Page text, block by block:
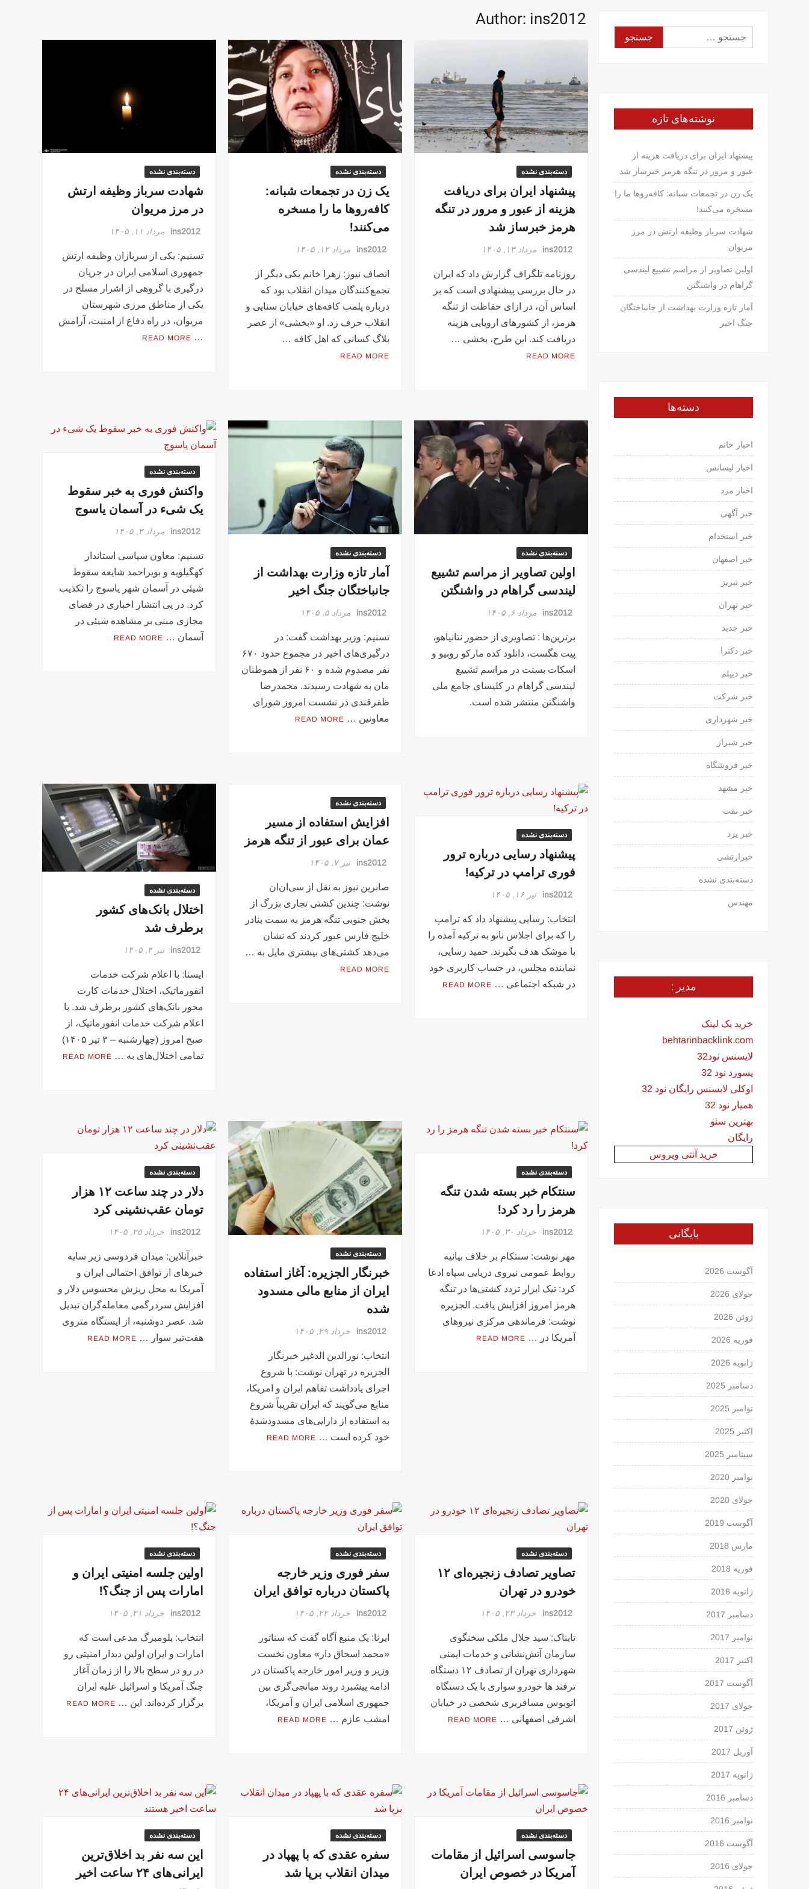
Author: ins2012
دسته‌بندی نشده
پیشنهاد ایران برای دریافت
هزینه از عبور و مرور در تنگه
هرمز خبرساز شد
ins2012 مرداد ۱۳, ۱۴۰۵
روزنامه تلگراف گزارش داد که ایران
در حال بررسی پیشنهادی است که بر
اساس آن، در ازای حفاظت از تنگه
هرمز، از کشورهای اروپایی هزینه
دریافت کند. این طرح، بخشی …
READ MORE
دسته‌بندی نشده
یک زن در تجمعات شبانه:
کافه‌روها ما را مسخره
می‌کنند!
ins2012 مرداد ۱۲, ۱۴۰۵
انصاف نیوز: زهرا خانم یکی دیگر از
تجمع‌کنندگان میدان انقلاب بود که
درباره پلمب کافه‌های خیابان سنایی و
انقلاب حرف زد. او «بخشی» از عصر
بلاگ کسانی که اهل کافه …
READ MORE
دسته‌بندی نشده
شهادت سرباز وظیفه ارتش
در مرز مریوان
ins2012 مرداد ۱۱, ۱۴۰۵
تسنیم: یکی از سربازان وظیفه ارتش
جمهوری اسلامی ایران در جریان
درگیری با گروهی از اشرار مسلح در
یکی از مناطق مرزی شهرستان
مریوان، در راه دفاع از امنیت، آرامش
…
READ MORE
دسته‌بندی نشده
اولین تصاویر از مراسم تشییع
لیندسی گراهام در واشنگتن
ins2012 مرداد ۶, ۱۴۰۵
برترین‌ها : تصاویری از حضور نتانیاهو،
پیت هگست، دانلود کده مارکو روبیو و
اسکات بسنت در مراسم تشییع
لیندسی گراهام در کلیسای جامع ملی
واشنگتن منتشر شده است.
دسته‌بندی نشده
آمار تازه وزارت بهداشت از
جانباختگان جنگ اخیر
ins2012 مرداد ۵, ۱۴۰۵
تسنیم: وزیر بهداشت گفت: در
درگیری‌های اخیر در مجموع حدود ۶۷۰
نفر مصدوم شده و ۶۰ نفر از هموطنان
مان به شهادت رسیدند. محمدرضا
ظفرقندی در نشست امروز شورای
معاونین … READ MORE
دسته‌بندی نشده
واکنش فوری به خبر سقوط
یک شیء در آسمان یاسوج
ins2012 مرداد ۳, ۱۴۰۵
تسنیم: معاون سیاسی استاندار
کهگیلویه و بویراحمد شایعه سقوط
شیئی در آسمان شهر یاسوج را تکذیب
کرد. در پی انتشار اخباری در فضای
مجازی مبنی بر مشاهده شیئی در
آسمان … READ MORE
دسته‌بندی نشده
پیشنهاد رسایی درباره ترور
فوری ترامپ در ترکیه!
ins2012 تیر ۱۶, ۱۴۰۵
انتخاب: رسایی پیشنهاد داد که ترامپ
را که برای اجلاس ناتو به ترکیه آمده را
با موشک هدف بگیرند. حمید رسایی،
نماینده مجلس، در حساب کاربری خود
در شبکه اجتماعی … READ MORE
دسته‌بندی نشده
افزایش استفاده از مسیر
عمان برای عبور از تنگه هرمز
ins2012 تیر ۷, ۱۴۰۵
صابرین نیوز به نقل از سی‌ان‌ان
نوشت: چندین کشتی تجاری بزرگ از
بخش جنوبی تنگه هرمز به سمت بنادر
خلیج فارس عبور کردند که نشان
می‌دهد کشتی‌های بیشتری مایل به …
READ MORE
دسته‌بندی نشده
اختلال بانک‌های کشور
برطرف شد
ins2012 تیر ۴, ۱۴۰۵
ایسنا: با اعلام شرکت خدمات
انفورماتیک، اختلال خدمات کارت
محور بانک‌های کشور برطرف شد. با
اعلام شرکت خدمات انفورماتیک، از
صبح امروز (چهارشنبه – ۳ تیر ۱۴۰۵)
تمامی اختلال‌های به … READ MORE
دسته‌بندی نشده
سنتکام خبر بسته شدن تنگه
هرمز را رد کرد!
ins2012 خرداد ۳۰, ۱۴۰۵
مهر نوشت: سنتکام بر خلاف بیانیه
روابط عمومی نیروی دریایی سپاه ادعا
کرد: تیک ابزار تردد کشتی‌ها در تنگه
هرمز امروز افزایش یافت. الجزیره
نوشت: فرماندهی مرکزی نیروهای
آمریکا در … READ MORE
دسته‌بندی نشده
خبرنگار الجزیره: آغاز استفاده
ایران از منابع مالی مسدود
شده
ins2012 خرداد ۲۹, ۱۴۰۵
انتخاب: نورالدین الدغیر خبرنگار
الجزیره در تهران نوشت: با شروع
اجرای یادداشت تفاهم ایران و امریکا،
منابع می‌گویند که ایران تقریباً شروع
به استفاده از دارایی‌های مسدودشدهٔ
خود کرده است … READ MORE
دسته‌بندی نشده
دلار در چند ساعت ۱۲ هزار
تومان عقب‌نشینی کرد
ins2012 خرداد ۲۵, ۱۴۰۵
خبرآنلاین: میدان فردوسی زیر سایه
خبرهای از توافق احتمالی ایران و
آمریکا به محل ریزش محسوس دلار و
افزایش سردرگمی معامله‌گران تبدیل
شد. عصر دوشنبه، از ایستگاه متروی
هفت‌تیر سوار … READ MORE
دسته‌بندی نشده
تصاویر تصادف زنجیره‌ای ۱۲
خودرو در تهران
ins2012 خرداد ۲۳, ۱۴۰۵
تابناک: سید جلال ملکی سخنگوی
سازمان آتش‌نشانی و خدمات ایمنی
شهرداری تهران از تصادف ۱۲ دستگاه
ترفند ها خودرو سواری با یک دستگاه
اتوبوس مسافربری شخصی در خیابان
اشرفی اصفهانی … READ MORE
دسته‌بندی نشده
سفر فوری وزیر خارجه
پاکستان درباره توافق ایران
ins2012 خرداد ۲۲, ۱۴۰۵
ایرنا: یک منبع آگاه گفت که سناتور
«محمد اسحاق دار» معاون نخست
وزیر و وزیر امور خارجه پاکستان در
ادامه پیشبرد روند میانجی‌گری بین
جمهوری اسلامی ایران و آمریکا،
امشب عازم … READ MORE
دسته‌بندی نشده
اولین جلسه امنیتی ایران و
امارات پس از جنگ؟!
ins2012 خرداد ۲۱, ۱۴۰۵
انتخاب: بلومبرگ مدعی است که
امارات و ایران اولین دیدار امنیتی رو
در رو در سطح بالا را از زمان آغاز
جنگ آمریکا و اسرائیل علیه ایران
برگزار کرده‌اند. این … READ MORE
دسته‌بندی نشده
جاسوسی اسرائیل از مقامات
آمریکا در خصوص ایران
دسته‌بندی نشده
سفره عقدی که با پهپاد در
میدان انقلاب برپا شد
دسته‌بندی نشده
این سه نفر بد اخلاق‌ترین
ایرانی‌های ۲۴ ساعت اخیر
جستجو
برای:
نوشته‌های تازه
پیشنهاد ایران برای دریافت هزینه از
عبور و مرور در تنگه هرمز خبرساز شد
یک زن در تجمعات شبانه: کافه‌روها ما را
مسخره می‌کنند!
شهادت سرباز وظیفه ارتش در مرز
مریوان
اولین تصاویر از مراسم تشییع لیندسی
گراهام در واشنگتن
آمار تازه وزارت بهداشت از جانباختگان
جنگ اخیر
دسته‌ها
اخبار خانم
اخبار لیسانس
اخبار مرد
خبر آگهی
خبر استخدام
خبر اصفهان
خبر تبریز
خبر تهران
خبر جدید
خبر دکترا
خبر دیپلم
خبر شرکت
خبر شهرداری
خبر شیراز
خبر فروشگاه
خبر مشهد
خبر نفت
خبر یزد
خبرارتشی
دسته‌بندی نشده
مهندس
مدیر :
خرید بک لینک
behtarinbacklink.com
لایسنس نود32
پسورد نود 32
اوکلی لایسنس رایگان نود 32
همیار نود 32
بهترین سئو
رایگان
خرید آنتی ویروس
بایگانی
آگوست 2026
جولای 2026
ژوئن 2026
فوریه 2026
ژانویه 2026
دسامبر 2025
نوامبر 2025
اکتبر 2025
سپتامبر 2025
نوامبر 2020
جولای 2020
آگوست 2019
مارس 2018
فوریه 2018
ژانویه 2018
دسامبر 2017
نوامبر 2017
اکتبر 2017
آگوست 2017
جولای 2017
ژوئن 2017
آوریل 2017
ژانویه 2017
دسامبر 2016
نوامبر 2016
آگوست 2016
جولای 2016